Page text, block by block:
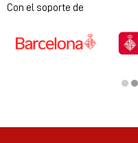
Diapositiva 1 de 2
Con el soporte de